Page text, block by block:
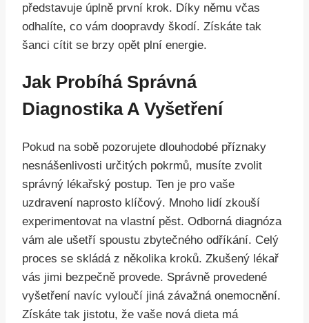
představuje úplně první krok. Díky němu včas
odhalíte, co vám doopravdy škodí. Získáte tak
šanci cítit se brzy opět plní energie.
Jak Probíhá Správná
Diagnostika A Vyšetření
Pokud na sobě pozorujete dlouhodobé příznaky
nesnášenlivosti určitých pokrmů, musíte zvolit
správný lékařský postup. Ten je pro vaše
uzdravení naprosto klíčový. Mnoho lidí zkouší
experimentovat na vlastní pěst. Odborná diagnóza
vám ale ušetří spoustu zbytečného odříkání. Celý
proces se skládá z několika kroků. Zkušený lékař
vás jimi bezpečně provede. Správně provedené
vyšetření navíc vyloučí jiná závažná onemocnění.
Získáte tak jistotu, že vaše nová dieta má